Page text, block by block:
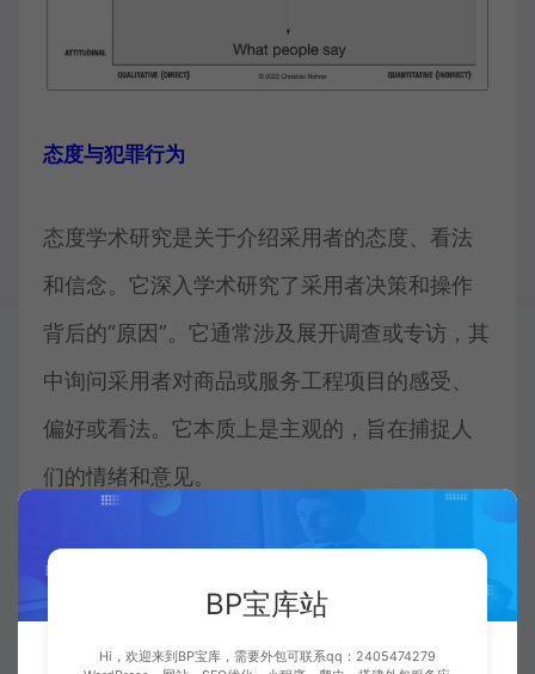
态度与犯罪行为
态度学术研究是关于介绍采用者的态度、看法
和信念。它深入学术研究了采用者决策和操作
背后的“原因”。它通常涉及展开调查或专访，其
中询问采用者对商品或服务工程项目的感受、
偏好或看法。它本质上是主观的，旨在捕捉人
们的情绪和意见。
犯罪行为学术研究是关于采用者做甚么，而不
是她们说她们做甚么或会做甚么。这种学术研
究通常基于观察方式，如易用性试验、眼动追
BP宝库站
Hi，欢迎来到BP宝库，需要外包可联系qq：2405474279